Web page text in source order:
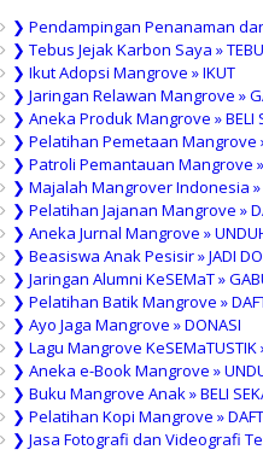
❯ Pendampingan Penanaman
❯ Tebus Jejak Karbon Saya »
❯ Ikut Adopsi Mangrove » IKUT
❯ Jaringan Relawan Mangrove »
❯ Aneka Produk Mangrove » BELI
❯ Pelatihan Pemetaan Mangrove
❯ Patroli Pemantauan Mangrove »
❯ Majalah Mangrover Indonesia »
❯ Pelatihan Jajanan Mangrove »
❯ Aneka Jurnal Mangrove »
❯ Beasiswa Anak Pesisir » JADI
❯ Jaringan Alumni KeSEMaT »
❯ Pelatihan Batik Mangrove »
❯ Ayo Jaga Mangrove » DONASI
❯ Lagu Mangrove KeSEMaTUSTIK
❯ Aneka e-Book Mangrove »
❯ Buku Mangrove Anak » BELI
❯ Pelatihan Kopi Mangrove »
❯ Jasa Fotografi dan Videografi